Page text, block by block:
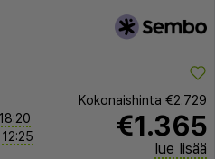
18:20
12:25
Kokonaishinta €2.729
€1.365
lue lisää